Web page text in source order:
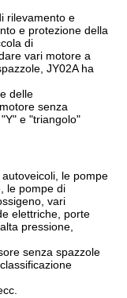
rilevamento e
e protezione della
di
vari motore a
JY02A ha
delle
senza
e "triangolo"
le pompe
le pompe di
vari
elettriche, porte
pressione,
senza spazzole